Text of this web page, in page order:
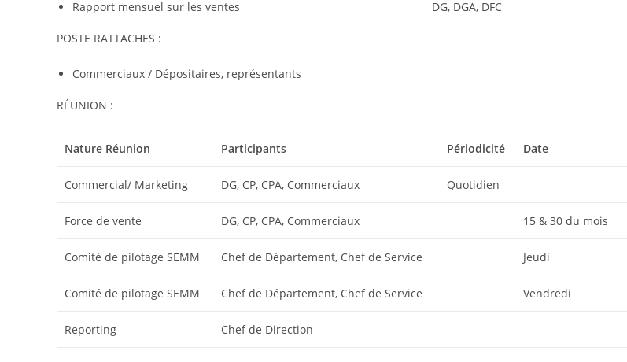
Rapport mensuel sur les ventes DG, DGA, DFC
POSTE RATTACHES :
Commerciaux / Dépositaires, représentants
RÉUNION :
Nature Réunion Participants Périodicité Date
Commercial/ Marketing DG, CP, CPA, Commerciaux Quotidien
Force de vente DG, CP, CPA, Commerciaux 15 & 30 du mois
Comité de pilotage SEMM Chef de Département, Chef de Service Jeudi
Comité de pilotage SEMM Chef de Département, Chef de Service Vendredi
Reporting Chef de Direction